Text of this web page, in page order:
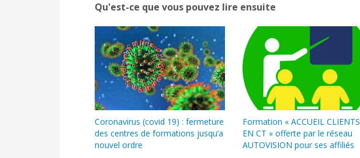
Qu'est-ce que vous pouvez lire ensuite
Coronavirus (covid 19) : fermeture
des centres de formations jusqu’a
nouvel ordre
Formation « ACCUEIL CLIENTS
EN CT » offerte par le réseau
AUTOVISION pour ses affiliés